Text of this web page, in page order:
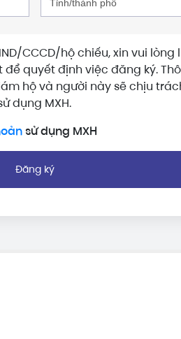
CCCD/hộ chiếu, xin vui lòng
quyết định việc đăng ký.
hộ và người này sẽ chịu
dụng MXH.
sử dụng MXH
Đăng ký